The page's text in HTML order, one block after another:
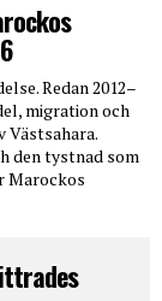
Redan 2012–
migration och
Västsahara.
den tystnad som
Marockos